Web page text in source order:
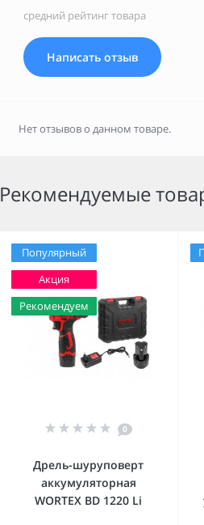
средний рейтинг товара
Написать отзыв
Нет отзывов о данном товаре.
Рекомендуемые
Популярный
Акция
Рекомендуем
0
Дрель-шуруповерт
аккумуляторная
WORTEX BD 1220 Li